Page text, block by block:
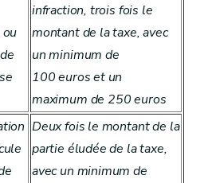
infraction, trois fois le
montant de la taxe, avec
un minimum de
100 euros et un
maximum de 250 euros
Deux fois le montant de la
partie éludée de la taxe,
avec un minimum de